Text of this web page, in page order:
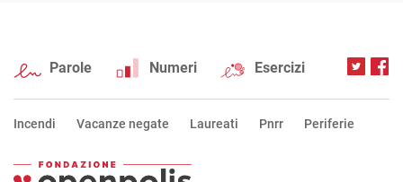
Parole Numeri Esercizi
Incendi Vacanze negate Laureati Pnrr Periferie